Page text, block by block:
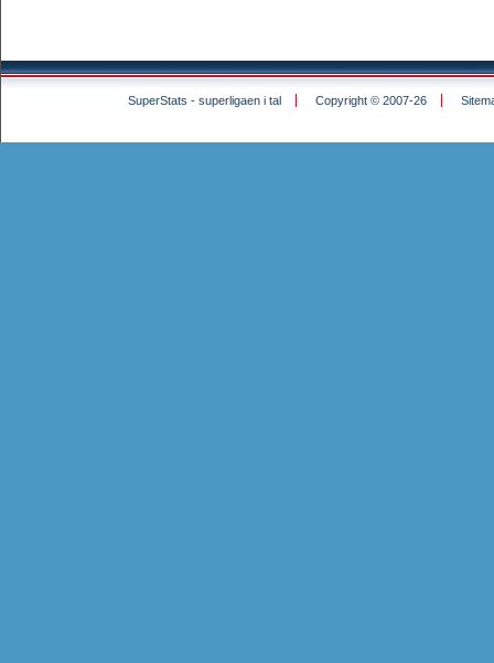
SuperStats - superligaen i tal Copyright © 2007-26